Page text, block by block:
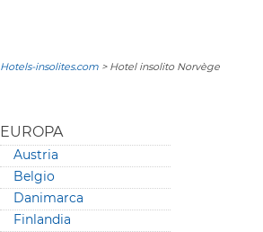
Hotels-insolites.com > Hotel insolito Norvège
EUROPA
Austria
Belgio
Danimarca
Finlandia